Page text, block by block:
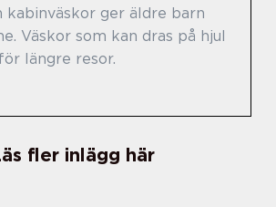
kabinväskor ger äldre barn
Väskor som kan dras på hjul
längre resor.
fler inlägg här